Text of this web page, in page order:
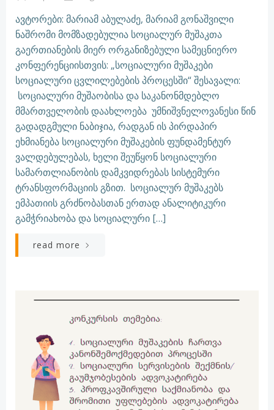
ავტორები: მარიამ აბულაძე, მარიამ გონაშვილი
ნაშრომი მომზადებულია სოციალურ მუშაკთა
გაერთიანების მიერ ორგანიზებული სამეცნიერო
კონფერენციისთვის: „სოციალური მუშაკები
სოციალური ცვლილებების პროცესში“ შესავალი:
სოციალური მუშაობისა და საკანონმდებლო
მმართველობის დაახლოება უმნიშვნელოვანესი წინ
გადადგმული ნაბიჯია, რადგან ის პირდაპირ
ეხმიანება სოციალური მუშაკების ფუნდამენტურ
ვალდებულებას, ხელი შეუწყონ სოციალური
სამართლიანობის დამკვიდრებას სისტემური
ტრანსფორმაციის გზით. სოციალურ მუშაკებს
ემპათიის გრძნობასთან ერთად ანალიტიკური
გამჭრიახობა და სოციალური […]
read more